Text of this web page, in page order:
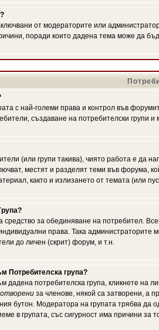
от модераторите или
поради които дадена тема може да
с най-големи права и контрол във
създаване на потребителски групи
(или групи такива), чиято работа е да
местят и разделят теми във форума,
както и излизането от темата (или
средство за обединяване на потребител.
права. Така
до личен (скрит) форум, и т.н.
Потребителска група?
дадена потребителска група, кликнете на
отворени за членове, някой са затворени, а
бутон. Модератора на групата трябва
в групата, със сигурност има причини за